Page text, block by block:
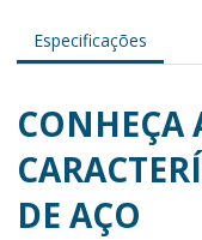
Especificações
CONHEÇA
DE AÇO